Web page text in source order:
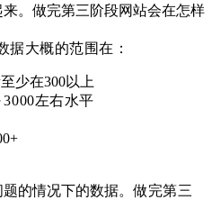
。做完第三阶段网站会在怎样
据大概的范围在：
少在300以上
左右水平
的情况下的数据。 做完第三